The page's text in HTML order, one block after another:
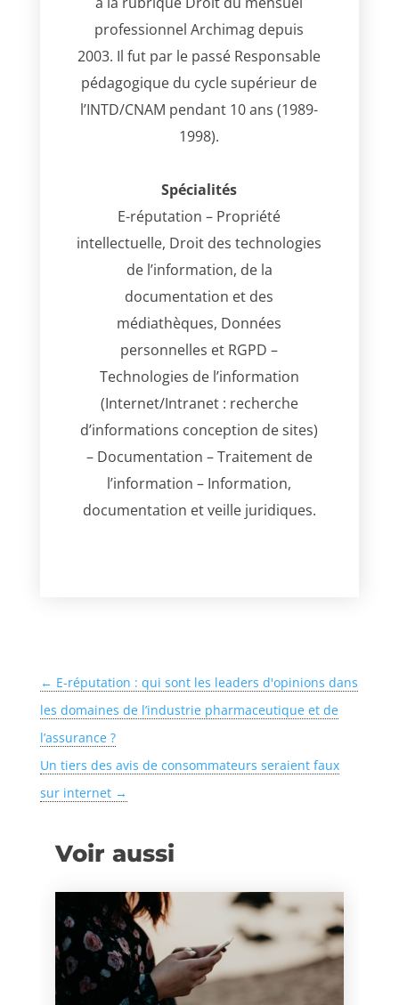
professionnel Archimag depuis
2003. Il fut par le passé Responsable
pédagogique du cycle supérieur de
l’INTD/CNAM pendant 10 ans (1989-
1998).
Spécialités
E-réputation – Propriété
intellectuelle, Droit des technologies
de l’information, de la
documentation et des
médiathèques, Données
personnelles et RGPD –
Technologies de l’information
(Internet/Intranet : recherche
d’informations conception de sites)
– Documentation – Traitement de
l’information – Information,
documentation et veille juridiques.
← E-réputation : qui sont les leaders d'opinions dans
les domaines de l’industrie pharmaceutique et de
l’assurance ?
Un tiers des avis de consommateurs seraient faux
sur internet →
Voir aussi